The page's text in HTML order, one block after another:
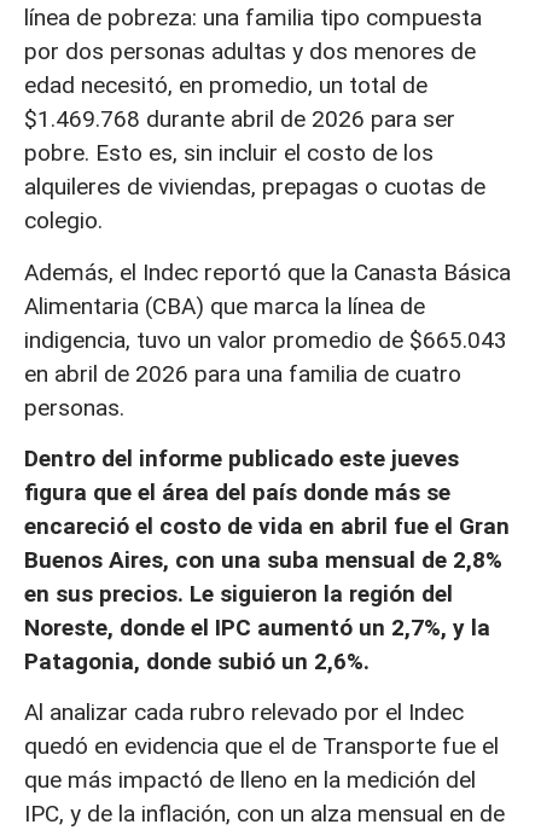
línea de pobreza: una familia tipo compuesta
por dos personas adultas y dos menores de
edad necesitó, en promedio, un total de
$1.469.768 durante abril de 2026 para ser
pobre. Esto es, sin incluir el costo de los
alquileres de viviendas, prepagas o cuotas de
colegio.
Además, el Indec reportó que la Canasta Básica
Alimentaria (CBA) que marca la línea de
indigencia, tuvo un valor promedio de $665.043
en abril de 2026 para una familia de cuatro
personas.
Dentro del informe publicado este jueves
figura que el área del país donde más se
encareció el costo de vida en abril fue el Gran
Buenos Aires, con una suba mensual de 2,8%
en sus precios. Le siguieron la región del
Noreste, donde el IPC aumentó un 2,7%, y la
Patagonia, donde subió un 2,6%.
Al analizar cada rubro relevado por el Indec
quedó en evidencia que el de Transporte fue el
que más impactó de lleno en la medición del
IPC, y de la inflación, con un alza mensual en de